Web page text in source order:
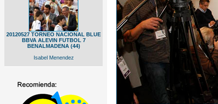
20120527 TORNEO NACIONAL BLUE
BBVA ALEVIN FUTBOL 7
BENALMADENA (44)
Isabel Menendez